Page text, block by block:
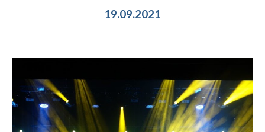
19.09.2021